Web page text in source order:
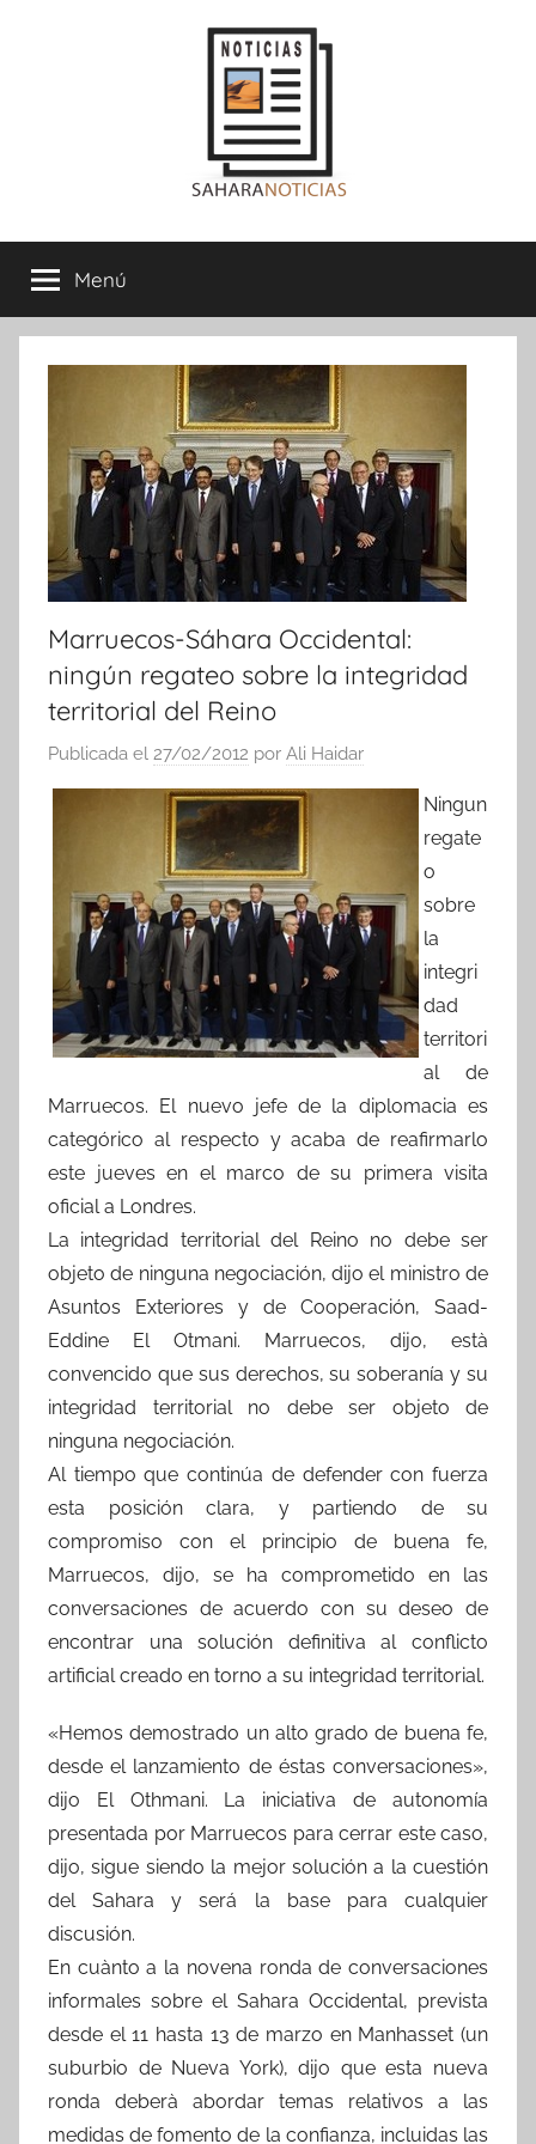
Sahara
Noticias
Menú
Marruecos-Sáhara Occidental:
ningún regateo sobre la integridad
territorial del Reino
Publicada el 27/02/2012 por Ali Haidar
Ningun
regate
o
sobre
la
integri
dad
territori
al de
Marruecos. El nuevo jefe de la diplomacia es
categórico al respecto y acaba de reafirmarlo
este jueves en el marco de su primera visita
oficial a Londres.
La integridad territorial del Reino no debe ser
objeto de ninguna negociación, dijo el ministro de
Asuntos Exteriores y de Cooperación, Saad-
Eddine El Otmani. Marruecos, dijo, està
convencido que sus derechos, su soberanía y su
integridad territorial no debe ser objeto de
ninguna negociación.
Al tiempo que continúa de defender con fuerza
esta posición clara, y partiendo de su
compromiso con el principio de buena fe,
Marruecos, dijo, se ha comprometido en las
conversaciones de acuerdo con su deseo de
encontrar una solución definitiva al conflicto
artificial creado en torno a su integridad territorial.
«Hemos demostrado un alto grado de buena fe,
desde el lanzamiento de éstas conversaciones»,
dijo El Othmani. La iniciativa de autonomía
presentada por Marruecos para cerrar este caso,
dijo, sigue siendo la mejor solución a la cuestión
del Sahara y será la base para cualquier
discusión.
En cuànto a la novena ronda de conversaciones
informales sobre el Sahara Occidental, prevista
desde el 11 hasta 13 de marzo en Manhasset (un
suburbio de Nueva York), dijo que esta nueva
ronda deberà abordar temas relativos a las
medidas de fomento de la confianza, incluidas las